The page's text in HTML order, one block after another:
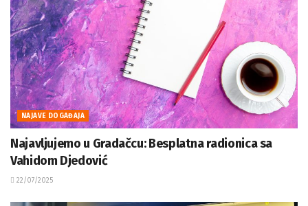
NAJAVE DOGAĐAJA
Najavljujemo u Gradačcu: Besplatna radionica sa
Vahidom Djedović
22/07/2025